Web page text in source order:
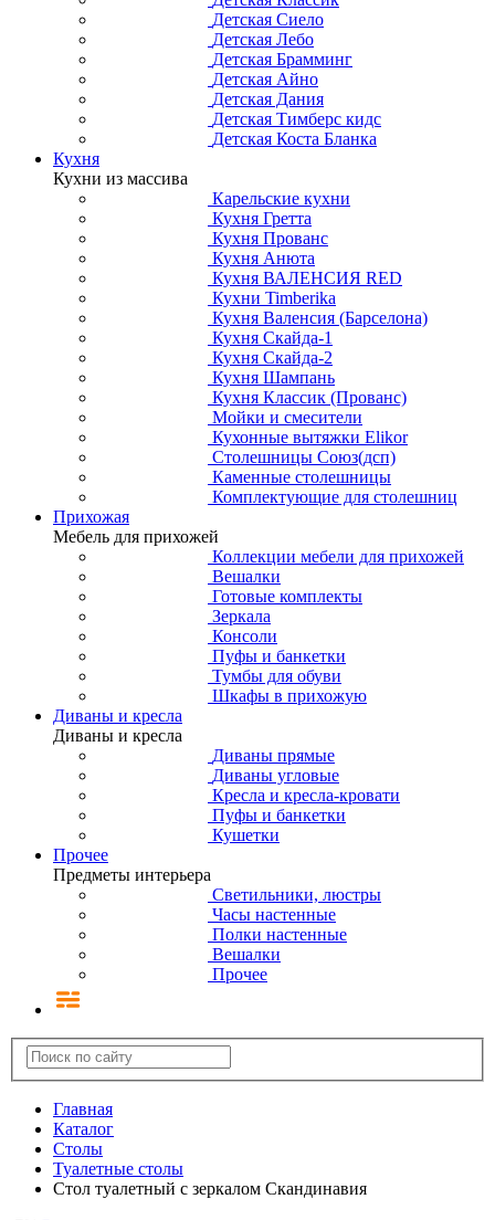
Детская Сиело
Детская Лебо
Детская Брамминг
Детская Айно
Детская Дания
Детская Тимберс кидс
Детская Коста Бланка
Кухня
Кухни из массива
Карельские кухни
Кухня Гретта
Кухня Прованс
Кухня Анюта
Кухня ВАЛЕНСИЯ RED
Кухни Timberika
Кухня Валенсия (Барселона)
Кухня Скайда-1
Кухня Скайда-2
Кухня Шампань
Кухня Классик (Прованс)
Мойки и смесители
Кухонные вытяжки Elikor
Столешницы Союз(дсп)
Каменные столешницы
Комплектующие для столешниц
Прихожая
Мебель для прихожей
Коллекции мебели для прихожей
Вешалки
Готовые комплекты
Зеркала
Консоли
Пуфы и банкетки
Тумбы для обуви
Шкафы в прихожую
Диваны и кресла
Диваны и кресла
Диваны прямые
Диваны угловые
Кресла и кресла-кровати
Пуфы и банкетки
Кушетки
Прочее
Предметы интерьера
Светильники, люстры
Часы настенные
Полки настенные
Вешалки
Прочее
Главная
Каталог
Столы
Туалетные столы
Стол туалетный с зеркалом Скандинавия